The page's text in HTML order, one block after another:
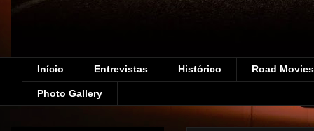
Início Entrevistas Histórico Road
Photo Gallery